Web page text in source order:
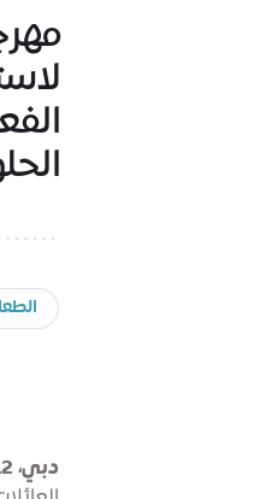
دبي، 12 نوفمبر 2025